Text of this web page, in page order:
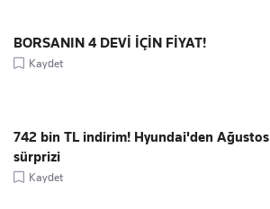
BORSANIN 4 DEVİ İÇİN FİYAT!
Kaydet
742 bin TL indirim! Hyundai'den Ağustos
sürprizi
Kaydet